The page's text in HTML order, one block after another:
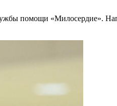
помощи «Милосердие».